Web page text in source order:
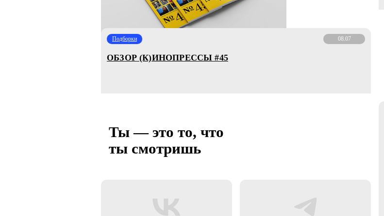
Подборки 08.07
ОБЗОР (К)ИНОПРЕССЫ #45
Ты — это то, что
ты смотришь